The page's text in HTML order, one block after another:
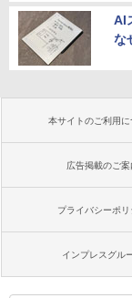
AI
な
本サイトのご利用に
広告掲載のご案
プライバシーポリ
インプレスグル